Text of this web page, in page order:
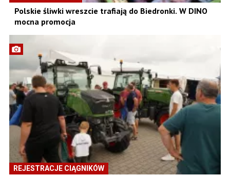
Polskie śliwki wreszcie trafiają do Biedronki. W DINO
mocna promocja
REJESTRACJE CIĄGNIKÓW